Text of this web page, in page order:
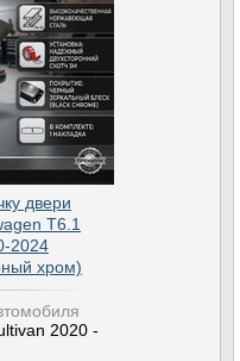
двери
T6.1
2024
хром)
2020 -